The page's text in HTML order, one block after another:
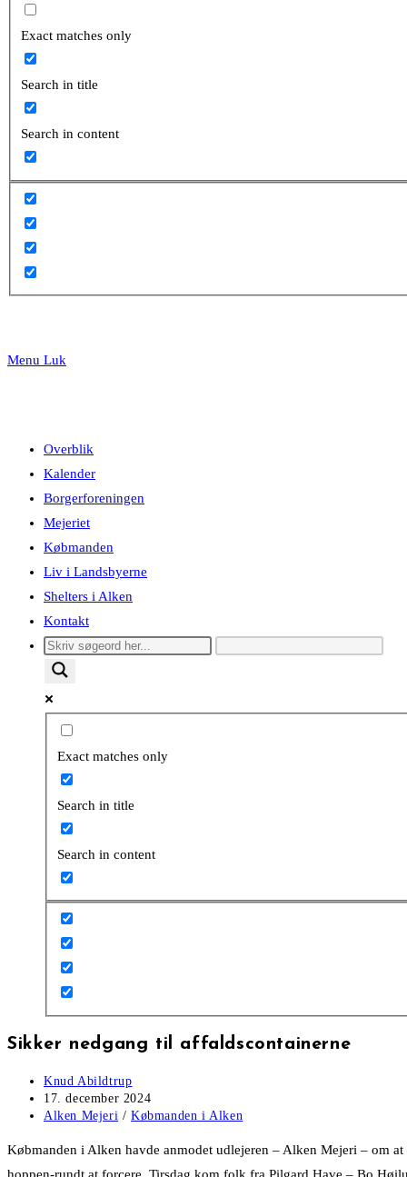
search
Exact matches only
Search in title
Search in content
Menu Luk
Overblik
Kalender
Borgerforeningen
Mejeriet
Købmanden
Liv i Landsbyerne
Shelters i Alken
Kontakt
Exact matches only
Search in title
Search in content
Sikker nedgang til affaldscontainerne
Post
author:
Knud Abildtrup
Post
published:
17. december 2024
Post
Alken Mejeri / Købmanden i Alken
Købmanden i Alken havde anmodet udlejeren – Alken Mejeri – om
hoppen-rundt at forcere. Tirsdag kom folk fra Pilgard Have – Bo